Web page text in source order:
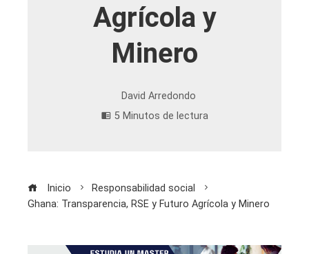
Agrícola y
Minero
David Arredondo
5 Minutos de lectura
Inicio
Responsabilidad social
Ghana: Transparencia, RSE y Futuro Agrícola y Minero